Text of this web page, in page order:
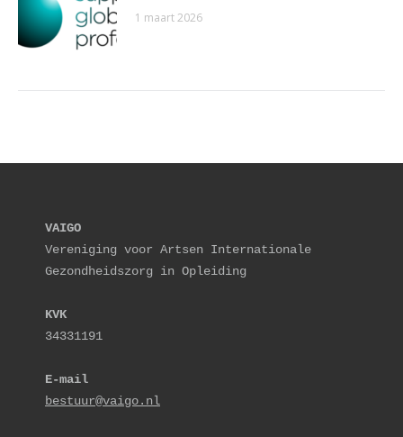
1 maart 2026
VAIGO
Vereniging voor Artsen Internationale
Gezondheidszorg in Opleiding
KVK
34331191
E-mail
bestuur@vaigo.nl